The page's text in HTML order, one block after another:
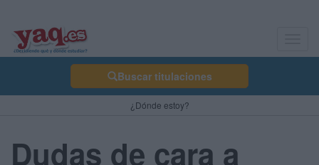
Buscar titulaciones
¿Dónde estoy?
Dudas de cara a